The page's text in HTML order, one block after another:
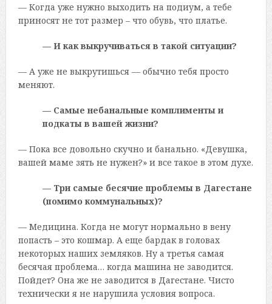
— Когда уже нужно выходить на подиум, а тебе
приносят не тот размер – что обувь, что платье.
— И как выкручиваться в такой ситуации?
— А уже не выкрутишься — обычно тебя просто
меняют.
— Самые небанальные комплименты и
подкаты в вашей жизни?
— Пока все довольно скучно и банально. «Девушка,
вашей маме зять не нужен?» и все такое в этом духе.
— Три самые бесячие проблемы в Дагестане
(помимо коммунальных)?
— Медицина. Когда не могут нормально в вену
попасть – это кошмар. А еще бардак в головах
некоторых наших земляков. Ну а третья самая
бесячая проблема… когда машина не заводится.
Пойдет? Она же не заводится в Дагестане. Чисто
технически я не нарушила условия вопроса.